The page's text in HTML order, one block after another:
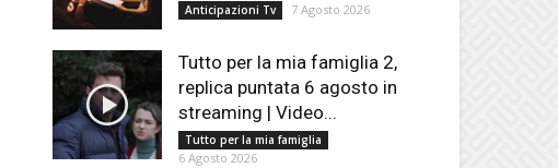
Anticipazioni Tv 7 Agosto 2026
Tutto per la mia famiglia 2,
replica puntata 6 agosto in
streaming | Video...
Tutto per la mia famiglia
6 Agosto 2026